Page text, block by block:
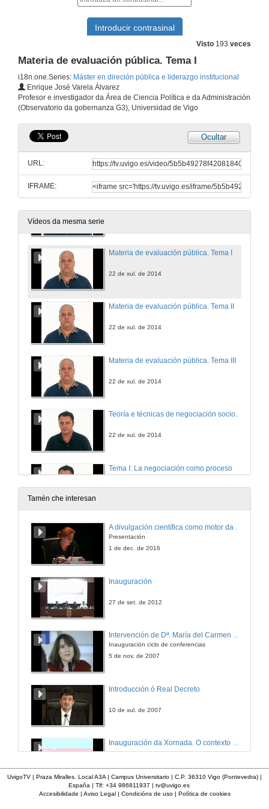
Visto 193 veces
Materia de evaluación pública. Tema I
i18n.one.Series: Máster en direción pública e liderazgo institucional
Enrique José Varela Álvarez
Profesor e investigador da Área de Ciencia Política e da Administración
(Observatorio da gobernanza G3), Universidad de Vigo
Ocultar
URL:
IFRAME:
Vídeos da mesma serie
22 de xul. de 2014
Tema II: Innovación administrativa
22 de xul. de 2014
Liderazgo público. Presentación
22 de xul. de 2014
Liderazgo público. Tema II
22 de xul. de 2014
Materia de evaluación pública, Presentación
Materia de evaluación pública. Tema I
22 de xul. de 2014
Materia de evaluación pública. Tema II
22 de xul. de 2014
Materia de evaluación pública. Tema III
22 de xul. de 2014
Teoría e técnicas de negociación sociopolíticas. Presentación
22 de xul. de 2014
Tema I: La negociación como proceso
22 de xul. de 2014
Tamén che interesan
A divulgación científica como motor da actividade de I+D+i
Presentación
1 de dec. de 2016
Inauguración
27 de set. de 2012
Intervención de Dª. María del Carmen Cabeza
Inauguración ciclo de conferencias
5 de nov. de 2007
Introducción ó Real Decreto
10 de xul. de 2007
Inauguración da Xornada. O contexto universitario
UvigoTV | Praza Miralles. Local A3A | Campus Universitario | C.P. 36310 Vigo (Pontevedra) |
España | Tlf: +34 986811937 | tv@uvigo.es
Accesibilidade | Aviso Legal| Condicións de uso| Política de cookies